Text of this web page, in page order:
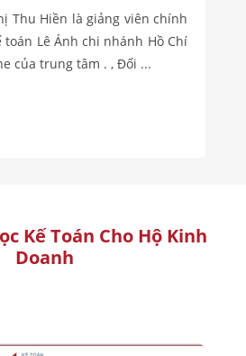
Thị Thu Hiền là giảng viên chính
kế toán Lê Ánh chi nhánh Hồ Chí
online của trung tâm . , Đối ...
Kế Toán Cho Hộ Kinh
Doanh